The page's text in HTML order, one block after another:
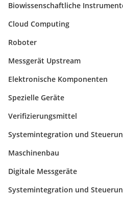
Biowissenschaftliche
Cloud Computing
Roboter
Messgerät Upstream
Elektronische Komponenten
Spezielle Geräte
Verifizierungsmittel
Systemintegration und
Maschinenbau
Digitale Messgeräte
Systemintegration und